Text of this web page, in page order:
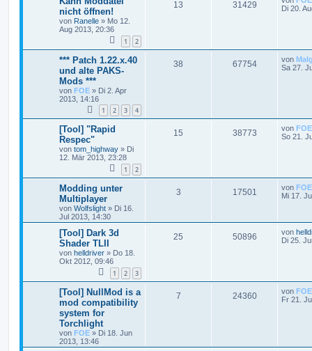
nicht öffnen!
von Ranelle » Mo 12.
Aug 2013, 20:36
1 2
13 31429
Di 20.
*** Patch 1.22.x.40
und alte PAKS-
Mods ***
von FOE » Di 2. Apr
2013, 14:16
1 2 3 4
38 67754 von
Sa 27.
[Tool] "Rapid
Respec"
von tom_highway » Di
12. Mär 2013, 23:28
1 2
15 38773 von FOE
So 21.
Modding unter
Multiplayer
von Wolfslight » Di 16.
Jul 2013, 14:30
3 17501 von FOE
Mi 17.
[Tool] Dark 3d
Shader TLII
von helldriver » Do 18.
Okt 2012, 09:46
1 2 3
25 50896 von
Di 25.
[Tool] NullMod is a
mod compatibility
system for
Torchlight
von FOE » Di 18. Jun
2013, 13:46
7 24360 von FOE
Fr 21.